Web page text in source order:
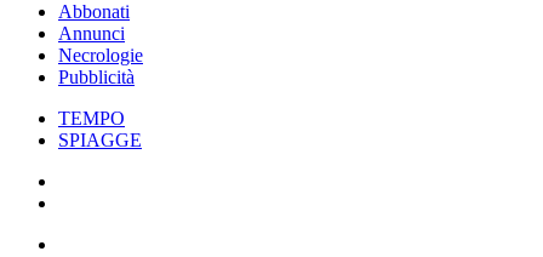
Abbonati
Annunci
Necrologie
Pubblicità
TEMPO
SPIAGGE